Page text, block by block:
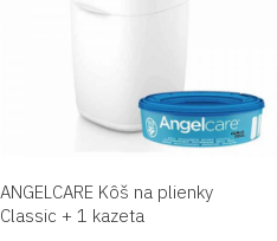
ANGELCARE Kôš na plienky
Classic + 1 kazeta